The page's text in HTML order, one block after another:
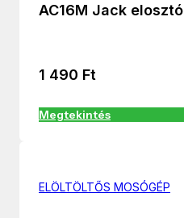
AC16M Jack elosztó
1 490 Ft
Megtekintés
ELÖLTÖLTŐS MOSÓGÉP